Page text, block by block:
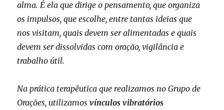
alma. É ela que dirige o pensamento, que organiza
os impulsos, que escolhe, entre tantas ideias que
nos visitam, quais devem ser alimentadas e quais
devem ser dissolvidas com oração, vigilância e
trabalho útil.
Na prática terapêutica que realizamos no Grupo de
Orações, utilizamosvínculos vibratórios